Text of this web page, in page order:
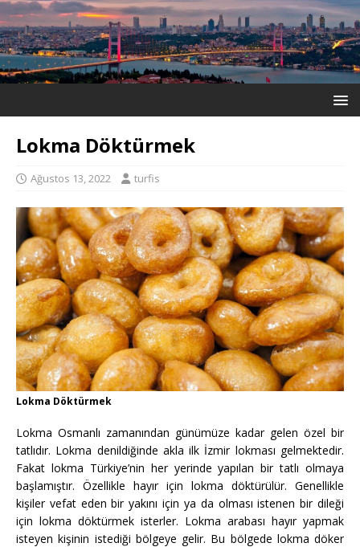
Lokma Döktürmek
Ağustos 13, 2022 turfis
Lokma Döktürmek
Lokma Osmanlı zamanından günümüze kadar gelen özel bir
tatlıdır. Lokma denildiğinde akla ilk İzmir lokması gelmektedir.
Fakat lokma Türkiye’nin her yerinde yapılan bir tatlı olmaya
başlamıştır. Özellikle hayır için lokma döktürülür. Genellikle
kişiler vefat eden bir yakını için ya da olması istenen bir dileği
için lokma döktürmek isterler. Lokma arabası hayır yapmak
isteyen kişinin istediği bölgeye gelir. Bu bölgede lokma döker